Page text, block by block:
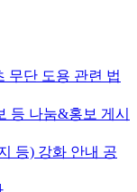
무단 도용 관련 법
등 나눔&홍보 게시
등) 강화 안내 공